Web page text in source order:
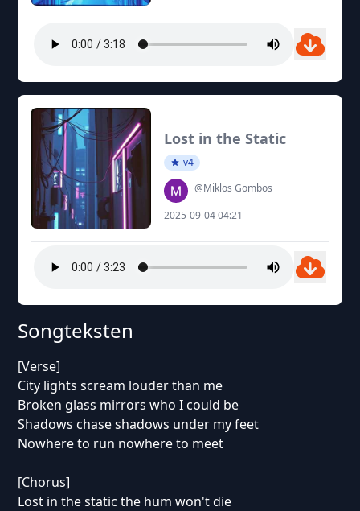
Lost in the Static
v4
@Miklos Gombos
2025-09-04 04:21
Songteksten
[Verse]
City lights scream louder than me
Broken glass mirrors who I could be
Shadows chase shadows under my feet
Nowhere to run nowhere to meet
[Chorus]
Lost in the static the hum won't die